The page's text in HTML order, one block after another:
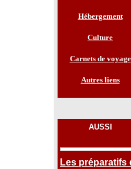
Hébergement
Culture
Carnets de voyage
Autres liens
AUSSI
Les préparatifs